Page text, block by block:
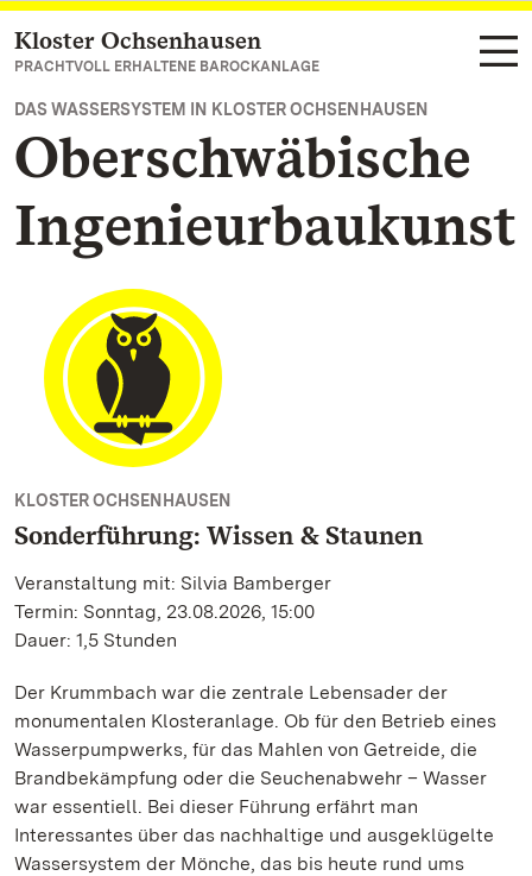
Zum Hauptinhalt springen
Kloster Ochsenhausen
PRACHTVOLL ERHALTENE BAROCKANLAGE
DAS WASSERSYSTEM IN KLOSTER OCHSENHAUSEN
Oberschwäbische
Ingenieurbaukunst
KLOSTER OCHSENHAUSEN
Sonderführung: Wissen & Staunen
Veranstaltung mit: Silvia Bamberger
Termin: Sonntag, 23.08.2026, 15:00
Dauer: 1,5 Stunden
Der Krummbach war die zentrale Lebensader der
monumentalen Klosteranlage. Ob für den Betrieb eines
Wasserpumpwerks, für das Mahlen von Getreide, die
Brandbekämpfung oder die Seuchenabwehr – Wasser
war essentiell. Bei dieser Führung erfährt man
Interessantes über das nachhaltige und ausgeklügelte
Wassersystem der Mönche, das bis heute rund ums